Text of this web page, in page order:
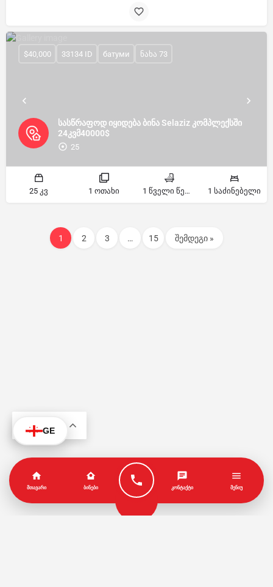
სასწრაფოდ იყიდება ბინა Selaziz კომპლექსში
24კვმ40000$
25
$40,000 33134 ID батуми ნახა 73
25 კვ 1 ოთახი 1 წველი წერტილი 1 საძინებელი
1 2 3 … 15 შემდეგი »
GE
ᲛᲗᲐᲕᲐᲠᲘ ᲑᲘᲜᲔᲑᲘ ᲙᲝᲜᲢᲐᲥᲢᲘ ᲛᲔᲜᲘᲣ
KA